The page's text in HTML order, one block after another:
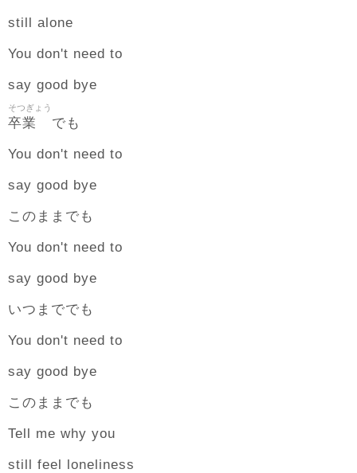
still alone
You don't need to
say good bye
卒業
そつぎょう
でも
You don't need to
say good bye
このままでも
You don't need to
say good bye
いつまででも
You don't need to
say good bye
このままでも
Tell me why you
still feel loneliness